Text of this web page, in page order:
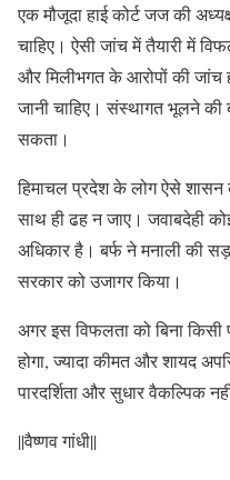
एक मौजूदा हाई कोर्ट जज की
चाहिए। ऐसी जांच में तैयारी में
और मिलीभगत के आरोपों की जांच
जानी चाहिए। संस्थागत भूलने की
सकता।
हिमाचल प्रदेश के लोग ऐसे शासन
साथ ही ढह न जाए। जवाबदेही
अधिकार है। बर्फ ने मनाली की
सरकार को उजागर किया।
अगर इस विफलता को बिना किसी
होगा, ज्यादा कीमत और शायद
पारदर्शिता और सुधार वैकल्पिक
||वैष्णव गांधी||